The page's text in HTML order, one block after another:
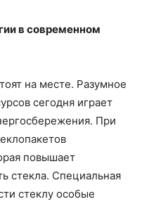
в современном
на месте. Разумное
сегодня играет
При
повышает
стекла. Специальная
стеклу особые